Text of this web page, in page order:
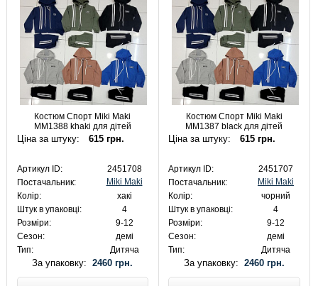
Костюм Спорт Miki Maki
MM1388 khaki для дітей
Ціна за штуку: 615 грн.
Артикул ID:
2451708
Постачальник:
Miki Maki
Колір:
хакі
Штук в упаковці:
4
Розміри:
9-12
Сезон:
демі
Тип:
Дитяча
За упаковку:2460 грн.
Костюм Спорт Miki Maki
MM1387 black для дітей
Ціна за штуку: 615 грн.
Артикул ID:
2451707
Постачальник:
Miki Maki
Колір:
чорний
Штук в упаковці:
4
Розміри:
9-12
Сезон:
демі
Тип:
Дитяча
За упаковку: 2460 грн.